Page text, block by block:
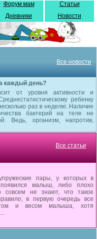
Форум мам
Дневники
Статьи
Новости
Все новости
каждый день?
от уровня активности и
ребенку
раз в неделю. Наличие
бактерий на теле не
Ведь, организм, напротив,
Все статьи
пары, у которых в
малыш, либо плохо
совсем не знают, что такое
в первую очередь все
и весом малыша, хотя